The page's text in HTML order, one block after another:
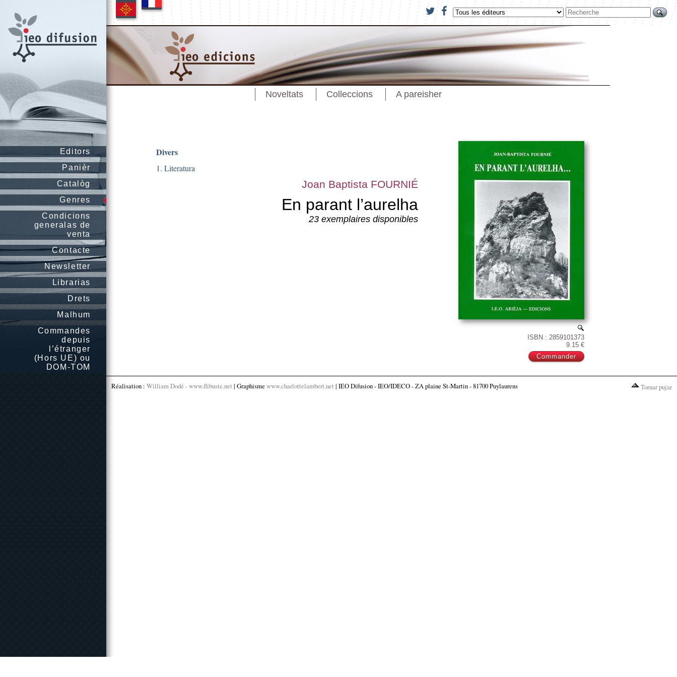
Editors
Panièr
Catalòg
Genres
Condicions
generalas de
venta
Contacte
Newsletter
Librarias
Drets
Malhum
Commandes
depuis
l’étranger
(Hors UE) ou
DOM-TOM
Noveltats Colleccions A pareisher
ISBN : 2859101373
9.15 €
Divers
1. Literatura
Joan Baptista FOURNIÉ
En parant l’aurelha
23 exemplaires disponibles
Réalisation : William Dodé - www.flibuste.net | Graphisme www.charlottelambert.net | IEO Difusion - IEO/IDECO - ZA plaine St-Martin - 81700 Puylaurens Tornar pujar